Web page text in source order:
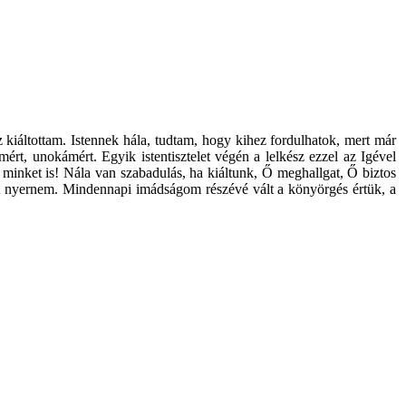
kiáltottam. Istennek hála, tudtam, hogy kihez fordulhatok, mert már
unokámért. Egyik istentisztelet végén a lelkész ezzel az Igével
is! Nála van szabadulás, ha kiáltunk, Ő meghallgat, Ő biztos
Mindennapi imádságom részévé vált a könyörgés értük, a